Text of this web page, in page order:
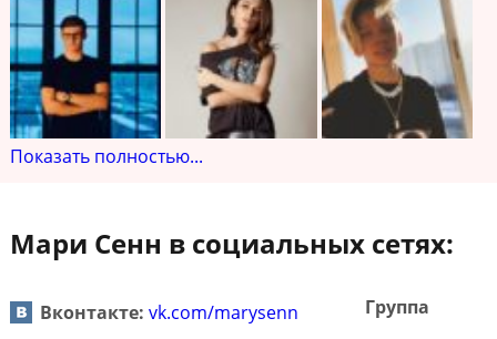
Показать полностью...
Мари Сенн в социальных сетях:
Вконтакте: vk.com/marysenn
Группа